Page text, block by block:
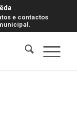
e contactos